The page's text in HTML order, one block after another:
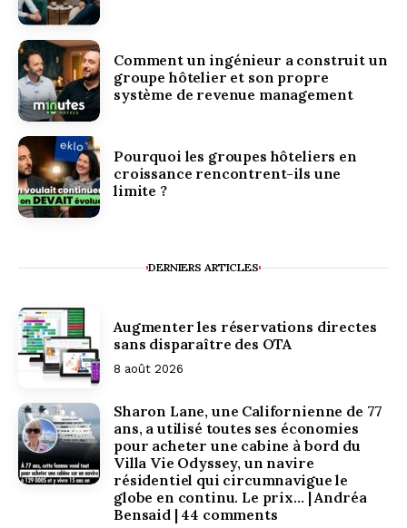
Comment un ingénieur a construit un
groupe hôtelier et son propre
système de revenue management
Pourquoi les groupes hôteliers en
croissance rencontrent-ils une
limite ?
DERNIERS ARTICLES
Augmenter les réservations directes
sans disparaître des OTA
8 août 2026
Sharon Lane, une Californienne de 77
ans, a utilisé toutes ses économies
pour acheter une cabine à bord du
Villa Vie Odyssey, un navire
résidentiel qui circumnavigue le
globe en continu. Le prix… | Andréa
Bensaid | 44 comments